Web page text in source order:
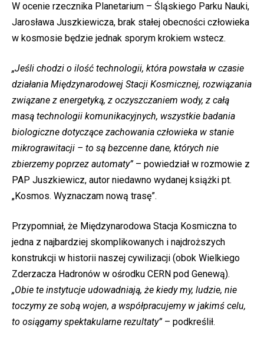
W ocenie rzecznika Planetarium – Śląskiego Parku Nauki,
Jarosława Juszkiewicza, brak stałej obecności człowieka
w kosmosie będzie jednak sporym krokiem wstecz.
„Jeśli chodzi o ilość technologii, która powstała w czasie
działania Międzynarodowej Stacji Kosmicznej, rozwiązania
związane z energetyką, z oczyszczaniem wody, z całą
masą technologii komunikacyjnych, wszystkie badania
biologiczne dotyczące zachowania człowieka w stanie
mikrograwitacji – to są bezcenne dane, których nie
zbierzemy poprzez automaty”– powiedział w rozmowie z
PAP Juszkiewicz, autor niedawno wydanej książki pt.
„Kosmos. Wyznaczam nową trasę”.
Przypomniał, że Międzynarodowa Stacja Kosmiczna to
jedna z najbardziej skomplikowanych i najdroższych
konstrukcji w historii naszej cywilizacji (obok Wielkiego
Zderzacza Hadronów w ośrodku CERN pod Genewą).
„Obie te instytucje udowadniają, że kiedy my, ludzie, nie
toczymy ze sobą wojen, a współpracujemy w jakimś celu,
to osiągamy spektakularne rezultaty”– podkreślił.